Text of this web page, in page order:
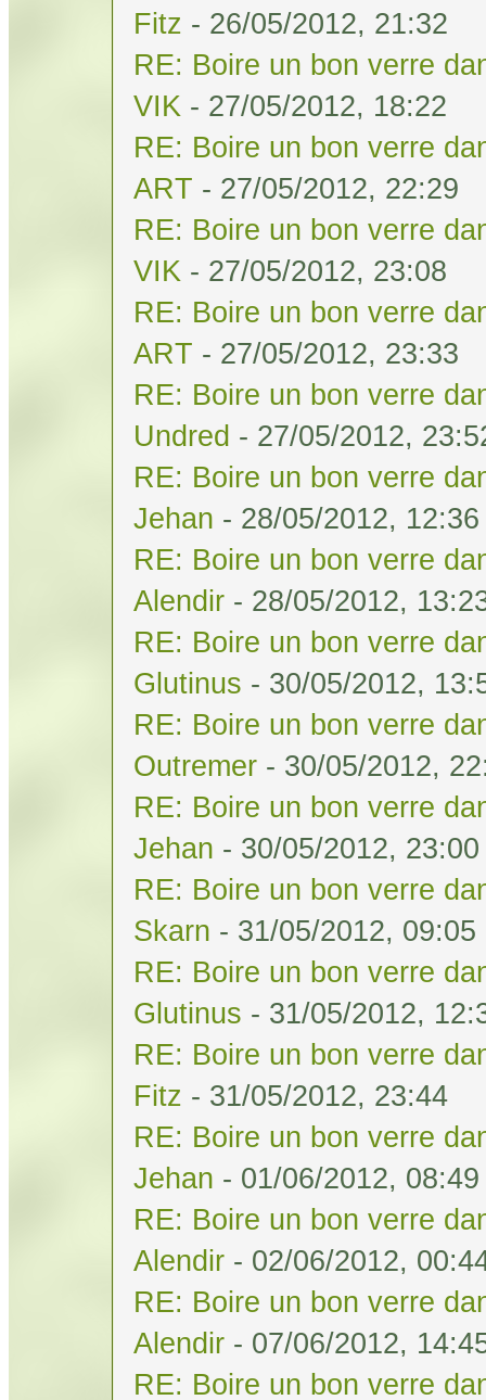
Fitz - 26/05/2012, 21:32
RE: Boire un bon verre
VIK - 27/05/2012, 18:22
RE: Boire un bon verre
ART - 27/05/2012, 22:29
RE: Boire un bon verre
VIK - 27/05/2012, 23:08
RE: Boire un bon verre
ART - 27/05/2012, 23:33
RE: Boire un bon verre
Undred - 27/05/2012,
RE: Boire un bon verre
Jehan - 28/05/2012, 12:36
RE: Boire un bon verre
Alendir - 28/05/2012,
RE: Boire un bon verre
Glutinus - 30/05/2012,
RE: Boire un bon verre
Outremer - 30/05/2012,
RE: Boire un bon verre
Jehan - 30/05/2012, 23:00
RE: Boire un bon verre
Skarn - 31/05/2012, 09:05
RE: Boire un bon verre
Glutinus - 31/05/2012,
RE: Boire un bon verre
Fitz - 31/05/2012, 23:44
RE: Boire un bon verre
Jehan - 01/06/2012, 08:49
RE: Boire un bon verre
Alendir - 02/06/2012,
RE: Boire un bon verre
Alendir - 07/06/2012,
RE: Boire un bon verre